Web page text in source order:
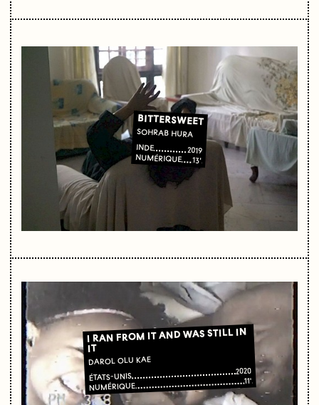
BITTERSWEET
SOHRAB HURA
INDE 2019
NUMÉRIQUE 13'
I RAN FROM IT AND WAS STILL IN
IT
DAROL OLU KAE
ÉTATS-UNIS
2020
NUMÉRIQUE
11'